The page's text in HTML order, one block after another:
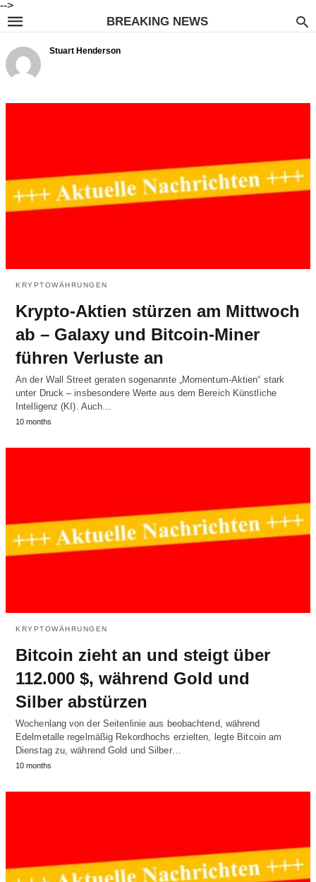
-->
BREAKING NEWS
Stuart Henderson
KRYPTOWÄHRUNGEN
Krypto-Aktien stürzen am Mittwoch
ab – Galaxy und Bitcoin-Miner
führen Verluste an
An der Wall Street geraten sogenannte „Momentum-Aktien“ stark
unter Druck – insbesondere Werte aus dem Bereich Künstliche
Intelligenz (KI). Auch…
10 months
KRYPTOWÄHRUNGEN
Bitcoin zieht an und steigt über
112.000 $, während Gold und
Silber abstürzen
Wochenlang von der Seitenlinie aus beobachtend, während
Edelmetalle regelmäßig Rekordhochs erzielten, legte Bitcoin am
Dienstag zu, während Gold und Silber…
10 months